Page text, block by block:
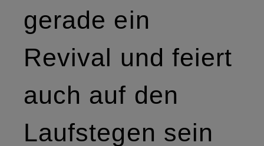
gerade ein
Revival und feiert
auch auf den
Laufstegen sein